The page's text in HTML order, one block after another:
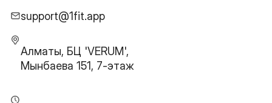
support@1fit.app
Алматы, БЦ 'VERUM',
Мынбаева 151, 7-этаж